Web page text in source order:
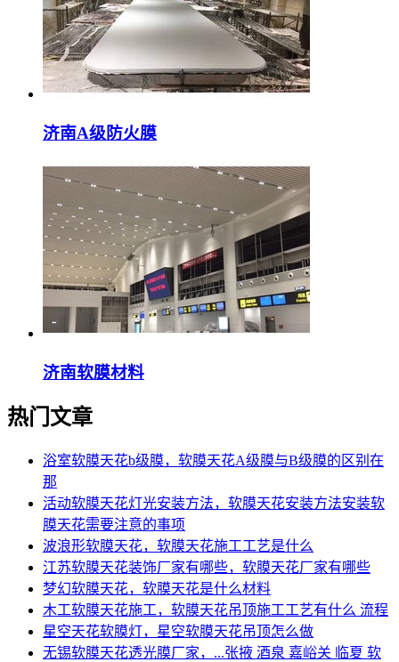
济南A级防火膜
济南软膜材料
热门文章
浴室软膜天花b级膜，软膜天花A级膜与B级膜的区别在
那
活动软膜天花灯光安装方法，软膜天花安装方法安装软
膜天花需要注意的事项
波浪形软膜天花，软膜天花施工工艺是什么
江苏软膜天花装饰厂家有哪些，软膜天花厂家有哪些
梦幻软膜天花，软膜天花是什么材料
木工软膜天花施工，软膜天花吊顶施工工艺有什么 流程
星空天花软膜灯，星空软膜天花吊顶怎么做
无锡软膜天花透光膜厂家，...张掖 酒泉 嘉峪关 临夏 软